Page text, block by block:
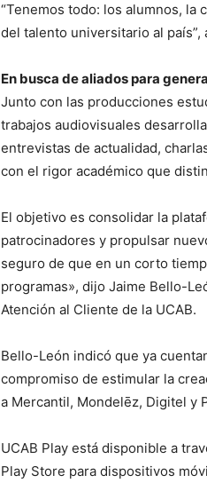
“Tenemos todo: los alumnos, la
del talento universitario al país”,
En busca de aliados para
Junto con las producciones
trabajos audiovisuales
entrevistas de actualidad,
con el rigor académico que
El objetivo es consolidar la
patrocinadores y propulsar
seguro de que en un corto
programas», dijo Jaime Bello-
Atención al Cliente de la UCAB.
Bello-León indicó que ya
compromiso de estimular la
a Mercantil, Mondelēz, Digitel y
UCAB Play está disponible a
Play Store para dispositivos